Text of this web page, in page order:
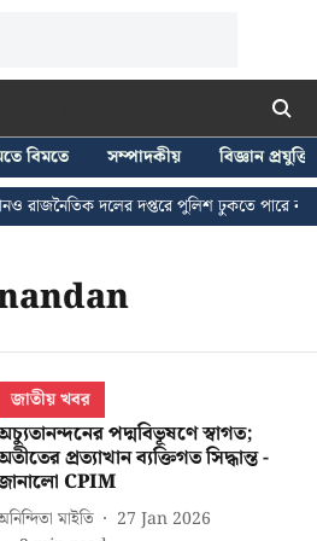
বিমতে সম্পাদকীয়
বিজ্ঞান প্রযুক্তি
রাজনৈতিক দলের দপ্তরে পুলিশ ঢুকতে পারে না -
জাতীয় খবর
পদ্মবিভূষণে স্বাগত;
প্রত্যাখান ব্যক্তিগত সিদ্ধান্ত -
CPIM
মাইতি
27 Jan 2026